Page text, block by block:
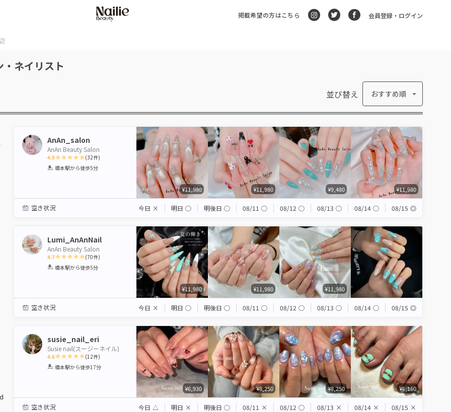
掲載希望の方はこちら 会員登録・ログイン
ネイリスト
並び替え おすすめ順
AnAn_salon
AnAn Beauty Salon
4.9
1 2 3 4 5
(32件)
橋本駅から徒歩5分
¥11,980 ¥11,980 ¥9,480 ¥11,980
空き状況 今日 × 明日 ◯ 明後日 ◯ 08/11 ◯ 08/12 ◯ 08/13 ◯ 08/14 ◯ 08/15 ◎
Lumi_AnAnNail
AnAn Beauty Salon
4.7
1 2 3 4 5
(70件)
橋本駅から徒歩5分
¥11,980 ¥11,980 ¥11,980
空き状況 今日 × 明日 ◯ 明後日 ◯ 08/11 ◯ 08/12 ◯ 08/13 ◯ 08/14 ◯ 08/15 ◎
susie_nail_eri
Susie nail(スージーネイル)
4.8
1 2 3 4 5
(12件)
橋本駅から徒歩17分
¥6,930 ¥8,250 ¥8,250 ¥6,160
空き状況 今日 △ 明日 × 明後日 ◯ 08/11 × 08/12 ◯ 08/13 × 08/14 × 08/15 ×